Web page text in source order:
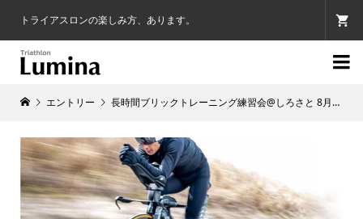
トライアスロンの楽しみ方、あります。

エントリー 長時間ブリックトレーニング練習会@しろさと 8月16日